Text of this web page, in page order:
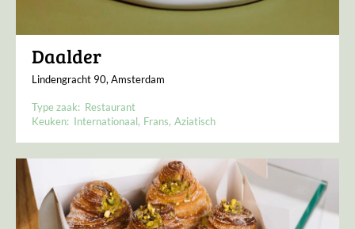
Daalder
Lindengracht 90, Amsterdam
Type zaak: Restaurant
Keuken: Internationaal Frans Aziatisch